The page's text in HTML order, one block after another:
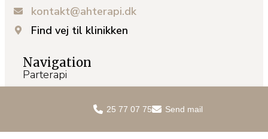
kontakt@ahterapi.dk
Find vej til klinikken
Navigation
Parterapi
Selvværdsterapi 25 77 07 75 Send mail